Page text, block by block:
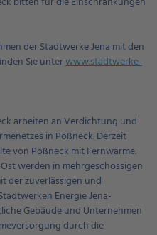
der Stadtwerke Jena mit den
Sie unterwww.stadtwerke-
arbeiten an Verdichtung und
in Pößneck. Derzeit
von Pößneck mit Fernwärme.
werden in mehrgeschossigen
der zuverlässigen und
Energie Jena-
Gebäude und Unternehmen
durch die